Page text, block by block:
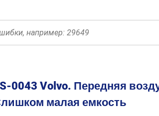
0043 Volvo. Передняя
малая емкость